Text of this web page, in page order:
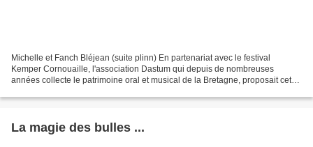
Michelle et Fanch Bléjean (suite plinn) En partenariat avec le festival
Kemper Cornouaille, l'association Dastum qui depuis de nombreuses
années collecte le patrimoine oral et musical de la Bretagne, proposait cet
La magie des bulles ...